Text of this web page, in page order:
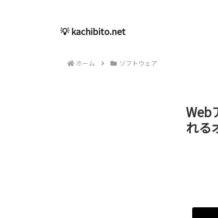
💡 kachibito.net
ホーム ソフトウェア
Web
れる